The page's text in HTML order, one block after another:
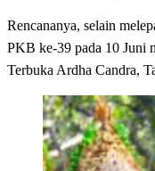
Rencananya, selain
PKB ke-39 pada 10 Juni
Terbuka Ardha Candra,